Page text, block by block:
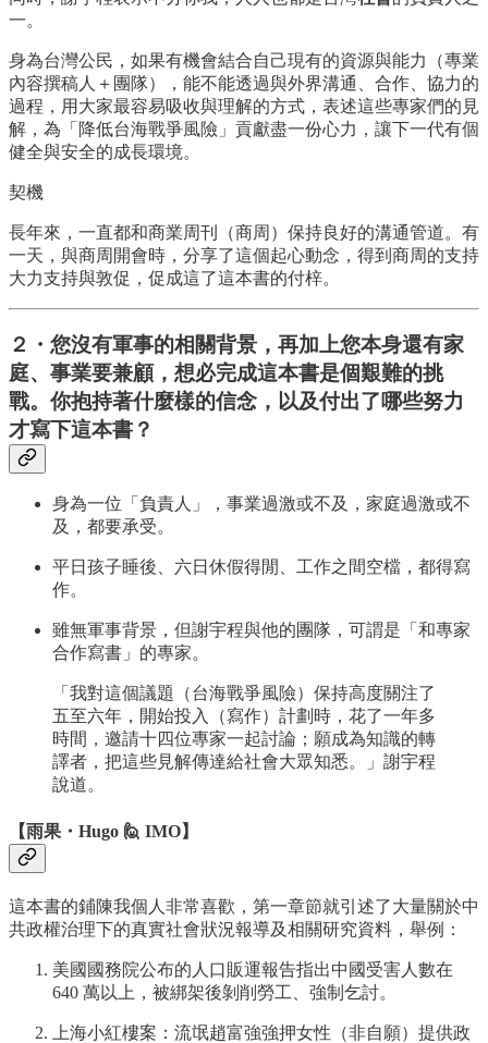
一。
身為台灣公民，如果有機會結合自己現有的資源與能力（專業
內容撰稿人＋團隊），能不能透過與外界溝通、合作、協力的
過程，用大家最容易吸收與理解的方式，表述這些專家們的見
解，為「降低台海戰爭風險」貢獻盡一份心力，讓下一代有個
健全與安全的成長環境。
契機
長年來，一直都和商業周刊（商周）保持良好的溝通管道。有
一天，與商周開會時，分享了這個起心動念，得到商周的支持
大力支持與敦促，促成這了這本書的付梓。
２・ 您沒有軍事的相關背景，再加上您本身還有家
庭、事業要兼顧，想必完成這本書是個艱難的挑
戰。你抱持著什麼樣的信念，以及付出了哪些努力
才寫下這本書？
身為一位「負責人」，事業過激或不及，家庭過激或不
及，都要承受。
平日孩子睡後、六日休假得閒、工作之間空檔，都得寫
作。
雖無軍事背景，但謝宇程與他的團隊，可謂是「和專家
合作寫書」的專家。
「我對這個議題（台海戰爭風險）保持高度關注了
五至六年，開始投入（寫作）計劃時，花了一年多
時間，邀請十四位專家一起討論；願成為知識的轉
譯者，把這些見解傳達給社會大眾知悉。」謝宇程
說道。
【雨果・Hugo 🙋 IMO】
這本書的鋪陳我個人非常喜歡，第一章節就引述了大量關於中
共政權治理下的真實社會狀況報導及相關研究資料，舉例：
美國國務院公布的人口販運報告指出中國受害人數在
640 萬以上，被綁架後剝削勞工、強制乞討。
上海小紅樓案：流氓趙富強強押女性（非自願）提供政